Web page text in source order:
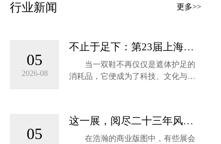
1. 市...
证了传统优势产业转型升级的历程，
这是鞋都温州的新使命。
此次温州之行，上海国际鞋业展览会
组委会联席主席、上海雅辉展览有限
业协会会长、红蜻蜓副总裁徐威、永
嘉县鞋业协会秘书长周佩华、温州市
鞋革行业协会秘书长...
行业新闻 更多>>
05
2026-08
不止于足下：第23届上海鞋
业展，解码未来鞋履的“新质
生产力”
当一双鞋不再仅仅是遮体护足的
消耗品，它便成为了科技、文化与产
6月10日至12日，第23届上海国际鞋业
博览会（SISE）将在上海新国际博览
05
这一展，阅尽二十三年风
云：2027上海鞋业展再启霸
在浩瀚的商业版图中，有些展会